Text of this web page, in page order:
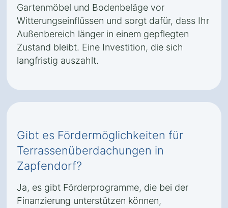
Gartenmöbel und Bodenbeläge vor
Witterungseinflüssen und sorgt dafür, dass Ihr
Außenbereich länger in einem gepflegten
Zustand bleibt. Eine Investition, die sich
langfristig auszahlt.
Gibt es Fördermöglichkeiten für
Terrassenüberdachungen in
Zapfendorf?
Ja, es gibt Förderprogramme, die bei der
Finanzierung unterstützen können,